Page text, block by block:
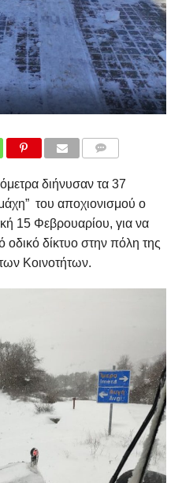
διήνυσαν τα 37
του αποχιονισμού ο
15 Φεβρουαρίου, για να
οδικό δίκτυο στην πόλη της
Κοινοτήτων.